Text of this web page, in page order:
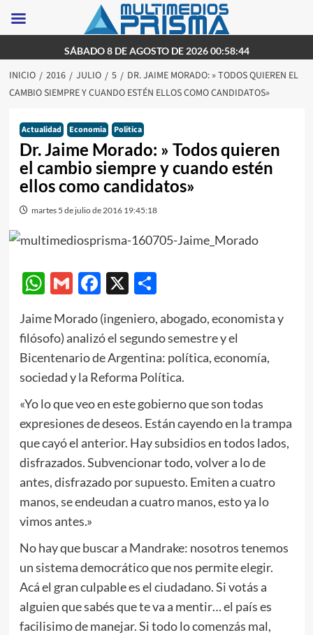
al
contenido
SÁBADO 8 DE AGOSTO DE 2026 00:58:44
INICIO 2016 JULIO 5
DR. JAIME MORADO: » TODOS QUIEREN EL
CAMBIO SIEMPRE Y CUANDO ESTÉN ELLOS COMO CANDIDATOS»
Actualidad Economia Politica
Dr. Jaime Morado: » Todos quieren
el cambio siempre y cuando estén
ellos como candidatos»
martes 5 de julio de 2016 19:45:18
WhatsApp
GmailFacebook
X Compartir
Jaime Morado (ingeniero, abogado, economista y
filósofo) analizó el segundo semestre y el
Bicentenario de Argentina: política, economía,
sociedad y la Reforma Política.
«Yo lo que veo en este gobierno que son todas
expresiones de deseos. Están cayendo en la trampa
que cayó el anterior. Hay subsidios en todos lados,
disfrazados. Subvencionar todo, volver a lo de
antes, disfrazado por supuesto. Emiten a cuatro
manos, se endeudan a cuatro manos, esto ya lo
vimos antes.»
No hay que buscar a Mandrake: nosotros tenemos
un sistema democrático que nos permite elegir.
Acá el gran culpable es el ciudadano. Si votás a
alguien que sabés que te va a mentir… el país es
facilisimo de manejar. Si todo lo comenzás mal,